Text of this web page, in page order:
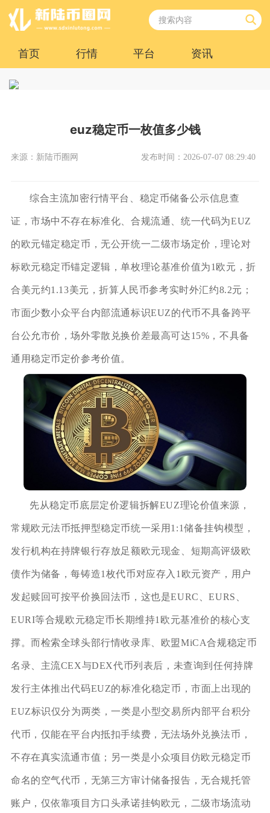
首页 行情 平台 资讯
euz稳定币一枚值多少钱
来源：新陆币圈网 发布时间：2026-07-07 08:29:40
综合主流加密行情平台、稳定币储备公示信息查
证，市场中不存在标准化、合规流通、统一代码为EUZ
的欧元锚定稳定币，无公开统一二级市场定价，理论对
标欧元稳定币锚定逻辑，单枚理论基准价值为1欧元，折
合美元约1.13美元，折算人民币参考实时外汇约8.2元；
市面少数小众平台内部流通标识EUZ的代币不具备跨平
台公允市价，场外零散兑换价差最高可达15%，不具备
通用稳定币定价参考价值。
先从稳定币底层定价逻辑拆解EUZ理论价值来源，
常规欧元法币抵押型稳定币统一采用1:1储备挂钩模型，
发行机构在持牌银行存放足额欧元现金、短期高评级欧
债作为储备，每铸造1枚代币对应存入1欧元资产，用户
发起赎回可按平价换回法币，这也是EURC、EURS、
EURI等合规欧元稳定币长期维持1欧元基准价的核心支
撑。而检索全球头部行情收录库、欧盟MiCA合规稳定币
名录、主流CEX与DEX代币列表后，未查询到任何持牌
发行主体推出代码EUZ的标准化稳定币，市面上出现的
EUZ标识仅分为两类，一类是小型交易所内部平台积分
代币，仅能在平台内抵扣手续费，无法场外兑换法币，
不存在真实流通市值；另一类是小众项目仿欧元稳定币
命名的空气代币，无第三方审计储备报告，无合规托管
账户，仅依靠项目方口头承诺挂钩欧元，二级市场流动